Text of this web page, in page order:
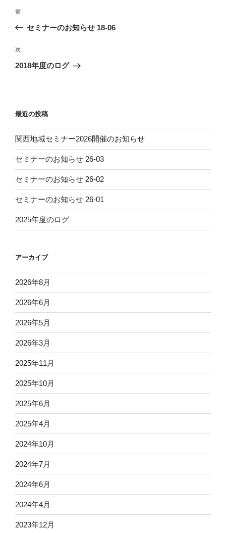
投
ビ
ゲ
ン
前
の
稿
前
セミナーのお知らせ 18-06
次
の
次
2018年度のログ
最近の投稿
関西地域セミナー2026開催のお知らせ
セミナーのお知らせ 26-03
セミナーのお知らせ 26-02
セミナーのお知らせ 26-01
2025年度のログ
アーカイブ
2026年8月
2026年6月
2026年5月
2026年3月
2025年11月
2025年10月
2025年6月
2025年4月
2024年10月
2024年7月
2024年6月
2024年4月
2023年12月